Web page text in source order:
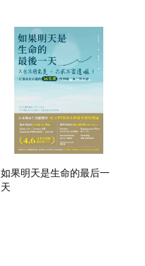
如果明天是生命的最后一
天